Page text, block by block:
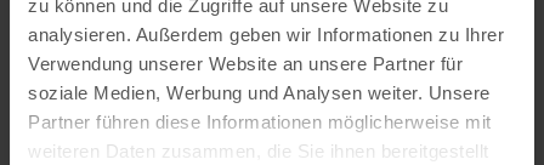
zu können und die Zugriffe auf unsere Website zu
analysieren. Außerdem geben wir Informationen zu Ihrer
Verwendung unserer Website an unsere Partner für
soziale Medien, Werbung und Analysen weiter. Unsere
Partner führen diese Informationen möglicherweise mit
weiteren Daten zusammen, die Sie ihnen bereitgestellt
Short-Cut:
Wer: Katerfahrt (D)
Was: Konzert
Genre: Irish Folk